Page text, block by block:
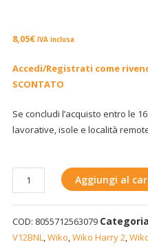
8,05€ IVA inclusa
Accedi/Registrati come
SCONTATO
Se concludi l’acquisto entro le
lavorative, isole e località
Batteria
Wiko
Harry
2,
Harry
Aggiungi al
COD: 8055712563079
V12BNL,Wiko,Wiko Harry 2,